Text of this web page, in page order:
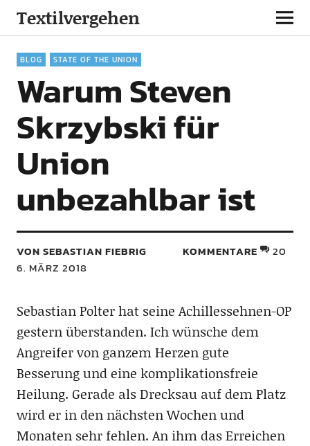
Textilvergehen
BLOG STATE OF THE UNION
Warum Steven
Skrzybski für
Union
unbezahlbar ist
VON SEBASTIAN FIEBRIG
6. MÄRZ 2018
KOMMENTARE 20
Sebastian Polter hat seine Achillessehnen-OP
gestern überstanden. Ich wünsche dem
Angreifer von ganzem Herzen gute
Besserung und eine komplikationsfreie
Heilung. Gerade als Drecksau auf dem Platz
wird er in den nächsten Wochen und
Monaten sehr fehlen. An ihm das Erreichen